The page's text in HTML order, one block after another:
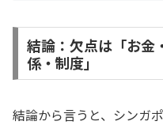
結論：欠点は「お金
係・制度」
結論から言うと、シンガ